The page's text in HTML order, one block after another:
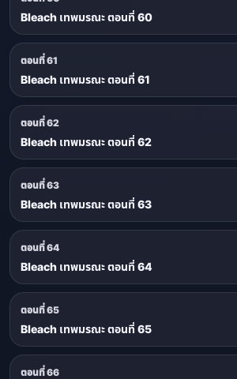
Bleach เทพมรณะ ตอนที่ 60
ตอนที่ 61
Bleach เทพมรณะ ตอนที่ 61
ตอนที่ 62
Bleach เทพมรณะ ตอนที่ 62
ตอนที่ 63
Bleach เทพมรณะ ตอนที่ 63
ตอนที่ 64
Bleach เทพมรณะ ตอนที่ 64
ตอนที่ 65
Bleach เทพมรณะ ตอนที่ 65
ตอนที่ 66